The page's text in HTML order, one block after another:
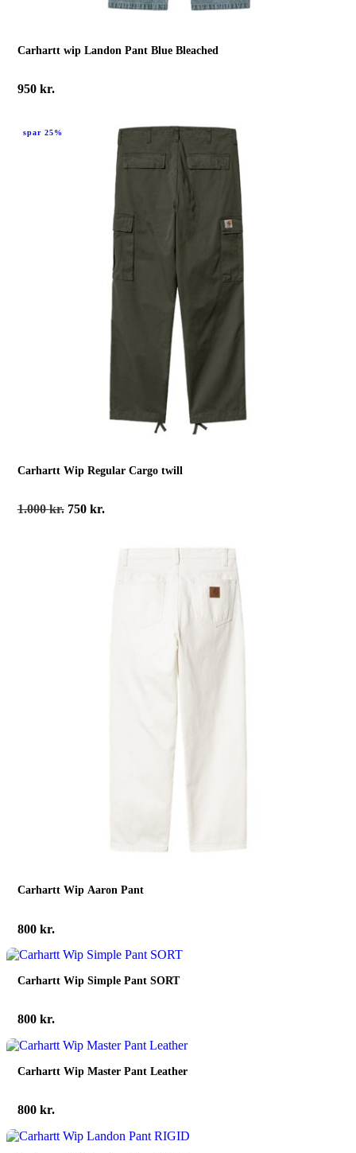
Carhartt wip Landon Pant Blue Bleached
950 kr.
spar 25%
Carhartt Wip Regular Cargo twill
1.000kr. Den
750 kr.Den
Carhartt Wip Aaron Pant
800 kr.
Carhartt Wip Simple Pant SORT
800 kr.
Carhartt Wip Master Pant Leather
800 kr.